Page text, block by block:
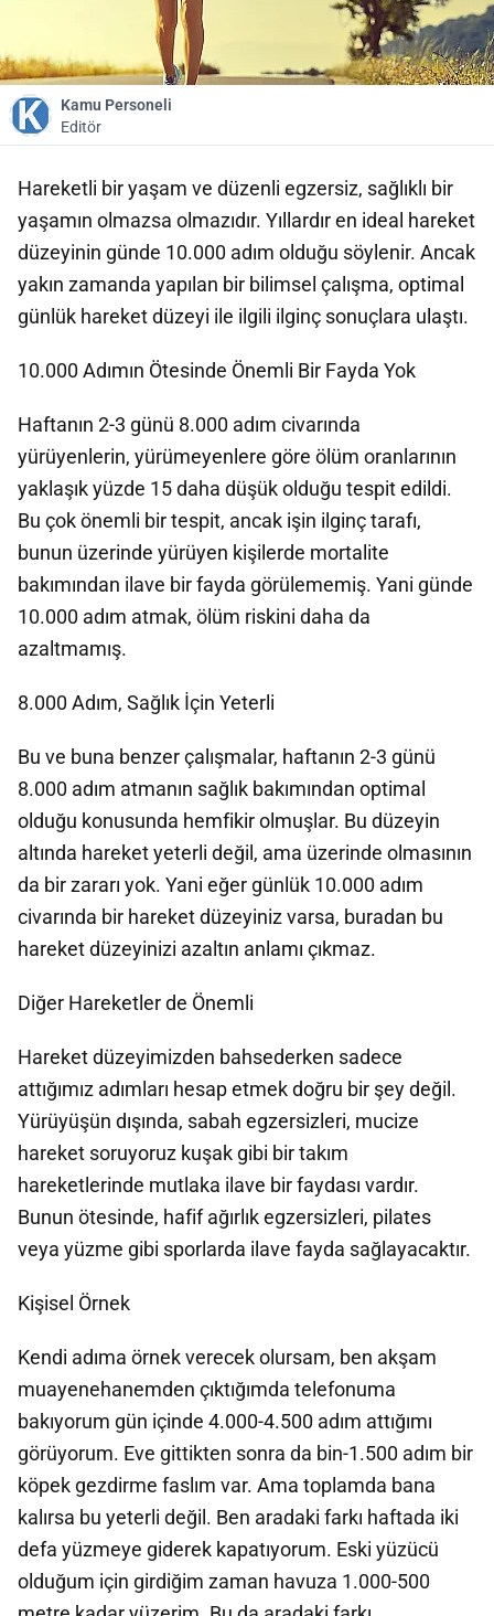
Kamu Personeli
Editör
Hareketli bir yaşam ve düzenli egzersiz, sağlıklı bir
yaşamın olmazsa olmazıdır. Yıllardır en ideal hareket
düzeyinin günde 10.000 adım olduğu söylenir. Ancak
yakın zamanda yapılan bir bilimsel çalışma, optimal
günlük hareket düzeyi ile ilgili ilginç sonuçlara ulaştı.
10.000 Adımın Ötesinde Önemli Bir Fayda Yok
Haftanın 2-3 günü 8.000 adım civarında
yürüyenlerin, yürümeyenlere göre ölüm oranlarının
yaklaşık yüzde 15 daha düşük olduğu tespit edildi.
Bu çok önemli bir tespit, ancak işin ilginç tarafı,
bunun üzerinde yürüyen kişilerde mortalite
bakımından ilave bir fayda görülememiş. Yani günde
10.000 adım atmak, ölüm riskini daha da
azaltmamış.
8.000 Adım, Sağlık İçin Yeterli
Bu ve buna benzer çalışmalar, haftanın 2-3 günü
8.000 adım atmanın sağlık bakımından optimal
olduğu konusunda hemfikir olmuşlar. Bu düzeyin
altında hareket yeterli değil, ama üzerinde olmasının
da bir zararı yok. Yani eğer günlük 10.000 adım
civarında bir hareket düzeyiniz varsa, buradan bu
hareket düzeyinizi azaltın anlamı çıkmaz.
Diğer Hareketler de Önemli
Hareket düzeyimizden bahsederken sadece
attığımız adımları hesap etmek doğru bir şey değil.
Yürüyüşün dışında, sabah egzersizleri, mucize
hareket soruyoruz kuşak gibi bir takım
hareketlerinde mutlaka ilave bir faydası vardır.
Bunun ötesinde, hafif ağırlık egzersizleri, pilates
veya yüzme gibi sporlarda ilave fayda sağlayacaktır.
Kişisel Örnek
Kendi adıma örnek verecek olursam, ben akşam
muayenehanemden çıktığımda telefonuma
bakıyorum gün içinde 4.000-4.500 adım attığımı
görüyorum. Eve gittikten sonra da bin-1.500 adım bir
köpek gezdirme faslım var. Ama toplamda bana
kalırsa bu yeterli değil. Ben aradaki farkı haftada iki
defa yüzmeye giderek kapatıyorum. Eski yüzücü
olduğum için girdiğim zaman havuza 1.000-500